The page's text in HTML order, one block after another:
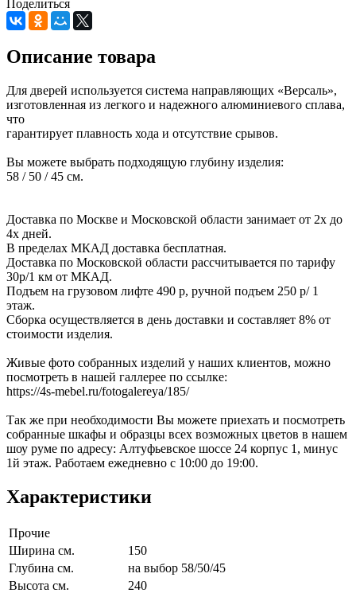
Поделиться
Описание товара
Для дверей используется система направляющих «Версаль»,
изготовленная из легкого и надежного алюминиевого сплава,
что
гарантирует плавность хода и отсутствие срывов.
Вы можете выбрать подходящую глубину изделия:
58 / 50 / 45 см.
Доставка по Москве и Московской области занимает от 2х до
4х дней.
В пределах МКАД доставка бесплатная.
Доставка по Московской области рассчитывается по тарифу
30р/1 км от МКАД.
Подъем на грузовом лифте 490 р, ручной подъем 250 р/ 1
этаж.
Сборка осуществляется в день доставки и составляет 8% от
стоимости изделия.
Живые фото собранных изделий у наших клиентов, можно
посмотреть в нашей галлерее по ссылке:
https://4s-mebel.ru/fotogalereya/185/
Так же при необходимости Вы можете приехать и посмотреть
собранные шкафы и образцы всех возможных цветов в нашем
шоу руме по адресу: Алтуфьевское шоссе 24 корпус 1, минус
1й этаж. Работаем ежедневно с 10:00 до 19:00.
Характеристики
Прочие
Ширина см.
150
Глубина см.
на выбор 58/50/45
Высота см.
240